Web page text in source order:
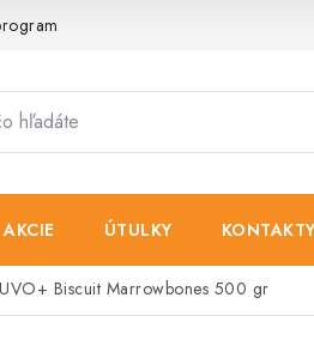
AKCIE ÚTULKY KONTAKTY
Biscuit Marrowbones 500 gr